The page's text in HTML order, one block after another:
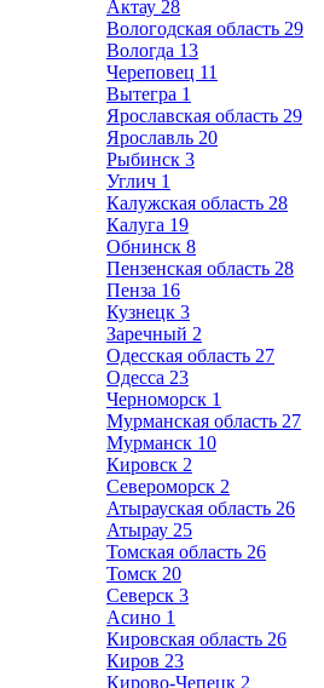
Актау 28
Вологодская область 29
Вологда 13
Череповец 11
Вытегра 1
Ярославская область 29
Ярославль 20
Рыбинск 3
Углич 1
Калужская область 28
Калуга 19
Обнинск 8
Пензенская область 28
Пенза 16
Кузнецк 3
Заречный 2
Одесская область 27
Одесса 23
Черноморск 1
Мурманская область 27
Мурманск 10
Кировск 2
Североморск 2
Атырауская область 26
Атырау 25
Томская область 26
Томск 20
Северск 3
Асино 1
Кировская область 26
Киров 23
Кирово-Чепецк 2